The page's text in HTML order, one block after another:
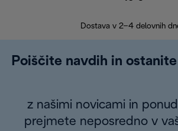
Dostava v 2–4 delovnih
Poiščite navdih in
z našimi novicami in
prejmete neposredno v